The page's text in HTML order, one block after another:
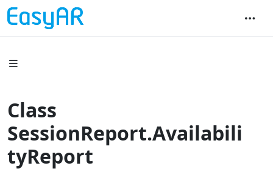
Class
SessionReport.Availabili
tyReport